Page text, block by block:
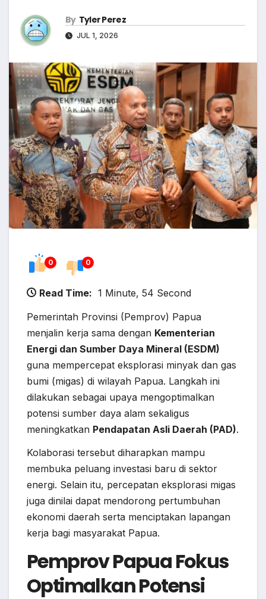
By Tyler Perez
JUL 1, 2026
0 0
Read Time: 1 Minute, 54 Second
Pemerintah Provinsi (Pemprov) Papua
menjalin kerja sama dengan Kementerian
Energi dan Sumber Daya Mineral (ESDM)
guna mempercepat eksplorasi minyak dan gas
bumi (migas) di wilayah Papua. Langkah ini
dilakukan sebagai upaya mengoptimalkan
potensi sumber daya alam sekaligus
meningkatkan Pendapatan Asli Daerah (PAD).
Kolaborasi tersebut diharapkan mampu
membuka peluang investasi baru di sektor
energi. Selain itu, percepatan eksplorasi migas
juga dinilai dapat mendorong pertumbuhan
ekonomi daerah serta menciptakan lapangan
kerja bagi masyarakat Papua.
Pemprov Papua Fokus
Optimalkan Potensi